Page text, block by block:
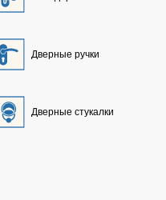
Дверные ручки
Дверные стукалки